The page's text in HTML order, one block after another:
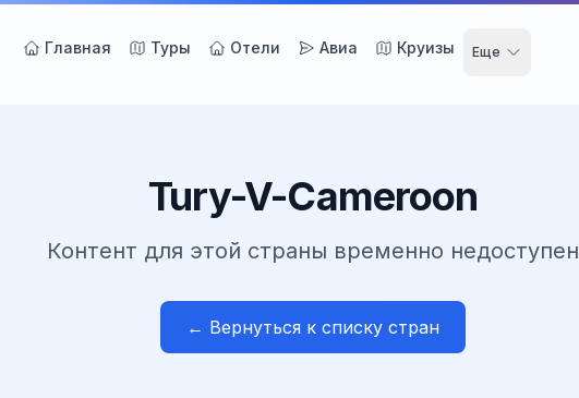
Главная Туры Отели Авиа Круизы Еще
Tury-V-Cameroon
Контент для этой страны временно недоступен
← Вернуться к списку стран